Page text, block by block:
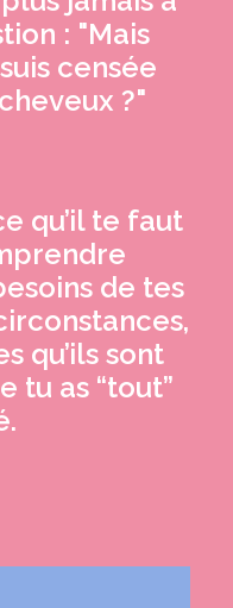
: "Mais
censée
?"
qu’il te faut
de tes
qu’ils sont
tu as “tout”